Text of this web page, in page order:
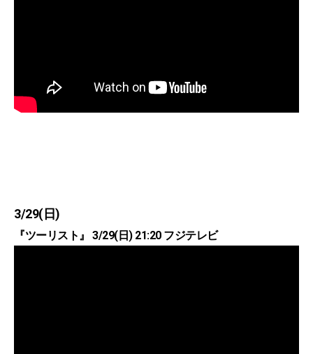
3/29(日)
『ツーリスト』 3/29(日) 21:20 フジテレビ